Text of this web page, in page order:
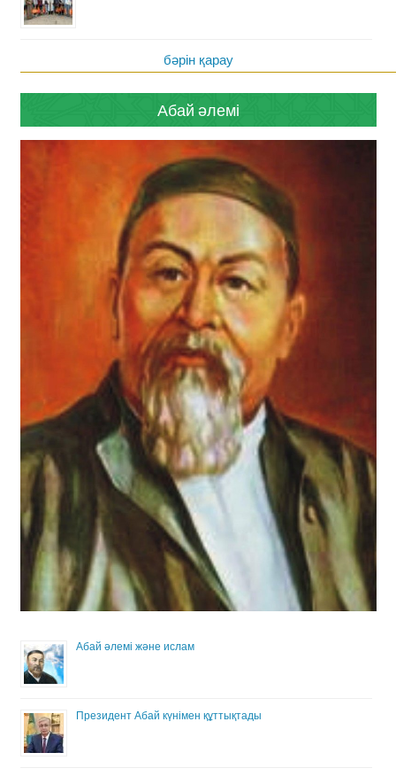
бәрін қарау
Абай әлемі
Абай әлемі және ислам
Президент Абай күнімен құттықтады